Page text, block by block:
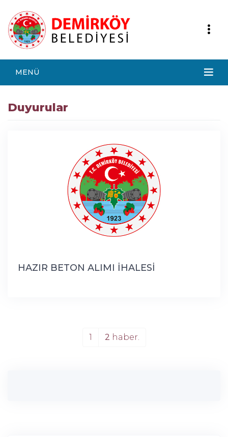
MENÜ
Duyurular
HAZIR BETON ALIMI İHALESİ
1 2 haber.